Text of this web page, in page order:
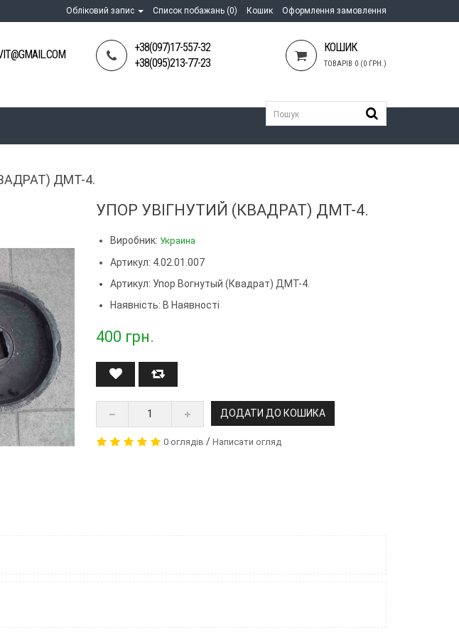
Обліковий запис Список побажань (0) Кошик Оформлення замовлення
+38(097)17-557-32
+38(095)213-77-23
КОШИК
ТОВАРІВ 0 (0 ГРН.)
ДМТ-4.
УПОР УВІГНУТИЙ (КВАДРАТ) ДМТ-4.
Виробник: Украина
Артикул: 4.02.01.007
Артикул: Упор Вогнутый (квадрат) ДМТ-4.
Наявність: В Наявності
400 грн.
ДОДАТИ ДО КОШИКА
0 оглядів /Написати огляд